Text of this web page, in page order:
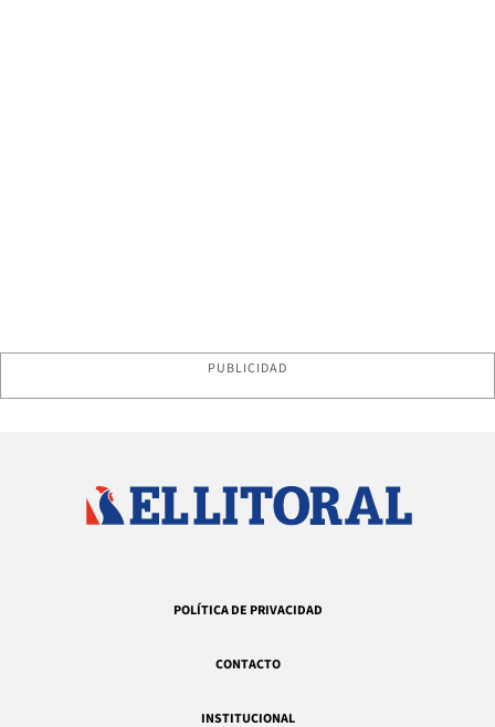
PUBLICIDAD
POLÍTICA DE PRIVACIDAD
CONTACTO
INSTITUCIONAL